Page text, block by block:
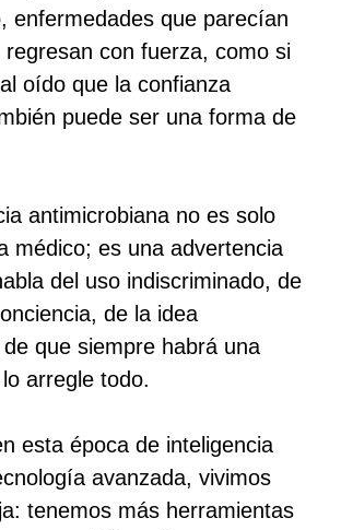
enfermedades que parecían
regresan con fuerza, como si
oído que la confianza
puede ser una forma de
antimicrobiana no es solo
médico; es una advertencia
del uso indiscriminado, de
de la idea
que siempre habrá una
arregle todo.
esta época de inteligencia
avanzada, vivimos
tenemos más herramientas